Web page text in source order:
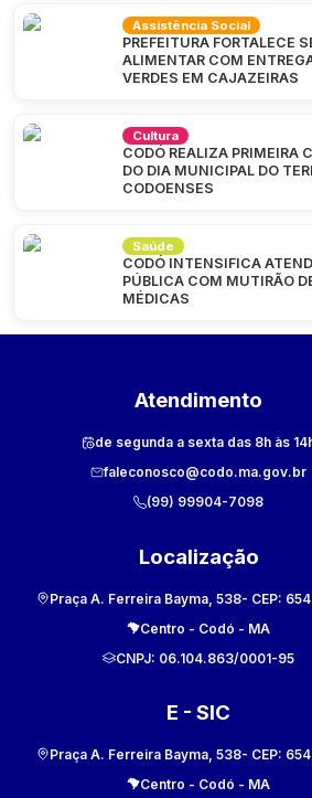
Assistência Social
PREFEITURA FORTALECE
ALIMENTAR COM
VERDES EM CAJAZEIRAS
Cultura
CODÓ REALIZA PRIMEIRA
DO DIA MUNICIPAL DO
CODOENSES
Saúde
CODÓ INTENSIFICA
PÚBLICA COM MUTIRÃO
MÉDICAS
Atendimento
de segunda a sexta das 8h às
faleconosco@codo.ma.gov.br
(99) 99904-7098
Localização
Praça A. Ferreira Bayma, 538- CEP:
Centro - Codó - MA
CNPJ: 06.104.863/0001-95
E - SIC
Praça A. Ferreira Bayma, 538- CEP:
Centro - Codó - MA